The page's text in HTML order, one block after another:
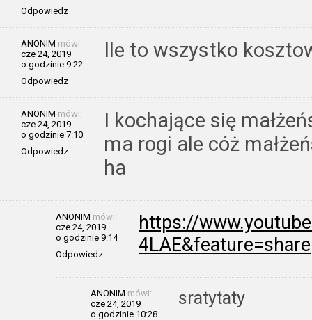
Odpowiedz
ANONIM mówi:
cze 24, 2019
o godzinie 9:22
Odpowiedz
Ile to wszystko
ANONIM mówi:
cze 24, 2019
o godzinie 7:10
Odpowiedz
I kochające się
ma rogi ale cóż
ha
ANONIM mówi:
cze 24, 2019
o godzinie 9:14
Odpowiedz
https://
4LAE&feature=share
ANONIM mówi:
cze 24, 2019
o godzinie 10:28
sratytaty